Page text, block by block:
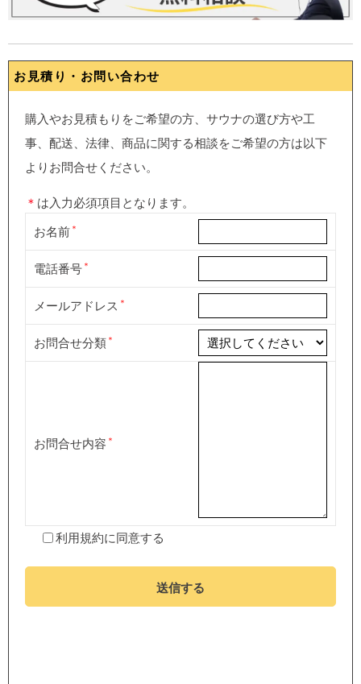
お見積り・お問い合わせ
購入やお見積もりをご希望の方、サウナの選び方や工
事、配送、法律、商品に関する相談をご希望の方は以下
よりお問合せください。
＊ は入力必須項目となります。
お名前
電話番号
メールアドレス
お問合せ分類
お問合せ内容
利用規約に同意する
送信する